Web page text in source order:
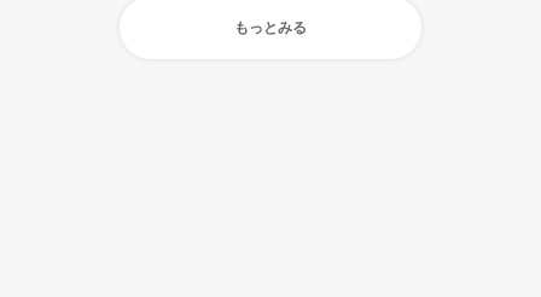
もっとみる